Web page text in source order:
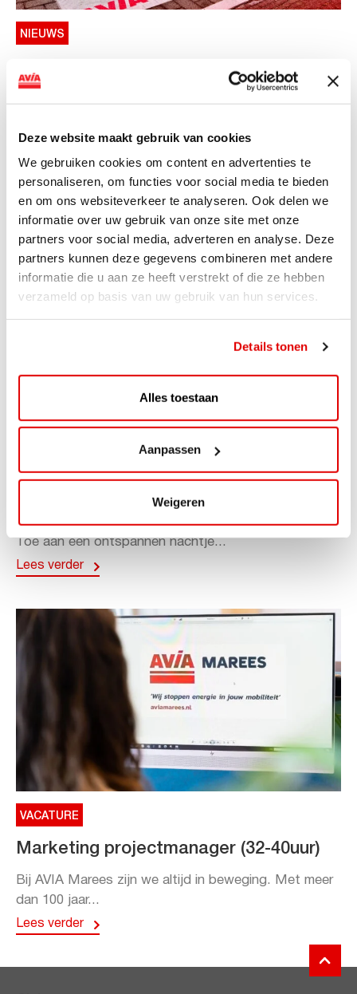
Deze website maakt gebruik van cookies
We gebruiken cookies om content en advertenties te
personaliseren, om functies voor social media te bieden
en om ons websiteverkeer te analyseren. Ook delen we
informatie over uw gebruik van onze site met onze
partners voor social media, adverteren en analyse. Deze
partners kunnen deze gegevens combineren met andere
informatie die u aan ze heeft verstrekt of die ze hebben
verzameld op basis van uw gebruik van hun services.
Details tonen
Alles toestaan
Aanpassen
Weigeren
NIEUWS
AVIA VOLT en Fletcher Hotels starten
landelijke uitrol van DC-
AVIA VOLT en Fletcher Hotels starten landelijke uitrol
van DC-snellaadinfrastructuur AVIA VOLT en...
Lees verder
ViaAVIA Super Deal: 20% korting bij
ViaAVIA Super Deal: €25 korting bij ViaLuxury Hotels
Toe aan een ontspannen nachtje...
Lees verder
VACATURE
Marketing projectmanager (32-40uur)
Bij AVIA Marees zijn we altijd in beweging. Met meer
dan 100 jaar...
Lees verder